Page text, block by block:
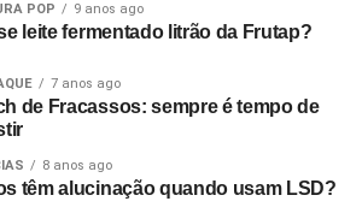
POP 9 anos ago
leite fermentado litrão da Frutap?
7 anos ago
de Fracassos: sempre é tempo de
8 anos ago
têm alucinação quando usam LSD?